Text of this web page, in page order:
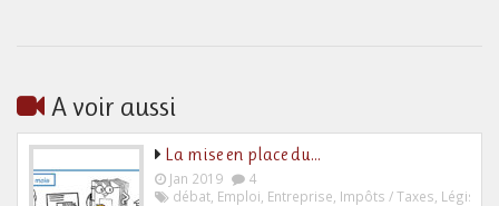
A voir aussi
La mise en place du…
Jan 2019
4
débat Emploi Entreprise Impôts / Taxes